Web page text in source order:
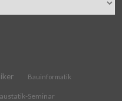
Bauinformatik
Seminar